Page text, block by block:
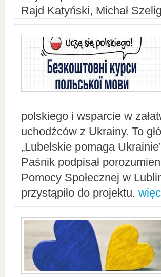
Rajd Katyński, Michał
polskiego i wsparcie w
uchodźców z Ukrainy. To
„Lubelskie pomaga
Paśnik podpisał
Pomocy Społecznej w
przystąpiło do projektu.